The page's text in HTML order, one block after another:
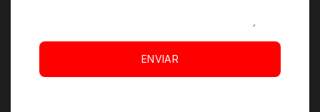
ENVIAR